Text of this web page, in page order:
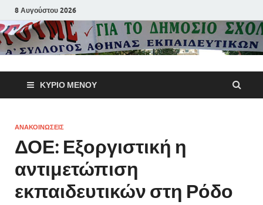
8 Αυγούστου 2026
Α΄
Αθηνών
ΚΎΡΙΟ ΜΕΝΟΎ
ΑΝΑΚΟΙΝΩΣΕΙΣ
ΔΟΕ: Εξοργιστική η
αντιμετώπιση
εκπαιδευτικών στη Ρόδο